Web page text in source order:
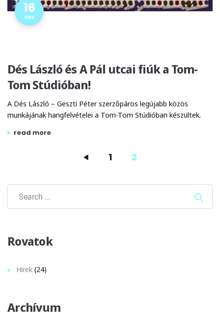
16
nov
Dés László és A Pál utcai fiúk a Tom-
Tom Stúdióban!
A Dés László – Geszti Péter szerzőpáros legújabb közös
munkájának hangfelvételei a Tom-Tom Stúdióban készültek.
read more
„dés lászló és a pál utcai fiúk a tom-tom stúdióban!”
1 2
Rovatok
Hírek (24)
Archívum